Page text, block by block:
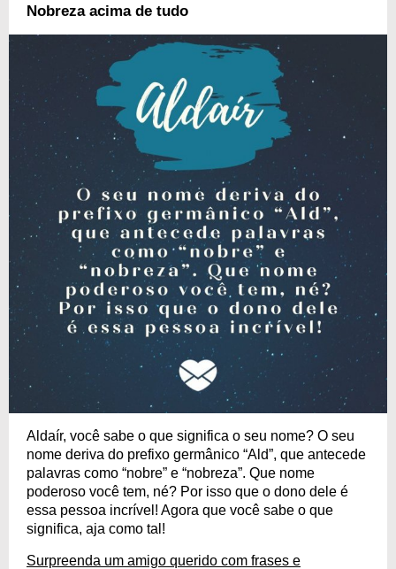
Nobreza acima de tudo
Aldaír, você sabe o que significa o seu nome? O seu
nome deriva do prefixo germânico “Ald”, que antecede
palavras como “nobre” e “nobreza”. Que nome
poderoso você tem, né? Por isso que o dono dele é
essa pessoa incrível! Agora que você sabe o que
significa, aja como tal!
Surpreenda um amigo querido com frases e